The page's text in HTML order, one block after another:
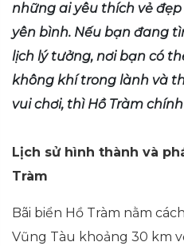
những ai yêu thích vẻ
yên bình. Nếu bạn đang
lịch lý tưởng, nơi bạn có
không khí trong lành và
vui chơi, thì Hồ Tràm
Lịch sử hình thành và
Tràm
Bãi biển Hồ Tràm nằm
Vũng Tàu khoảng 30 km